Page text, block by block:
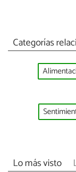
Categorías
Lo más visto